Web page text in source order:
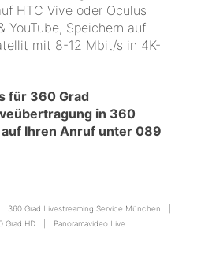
HTC Vive oder Oculus
YouTube, Speichern auf
mit 8-12 Mbit/s in 4K-
für 360 Grad
in 360
Ihren Anruf unter 089
360 Grad Livestreaming Service München
Grad HD Panoramavideo Live